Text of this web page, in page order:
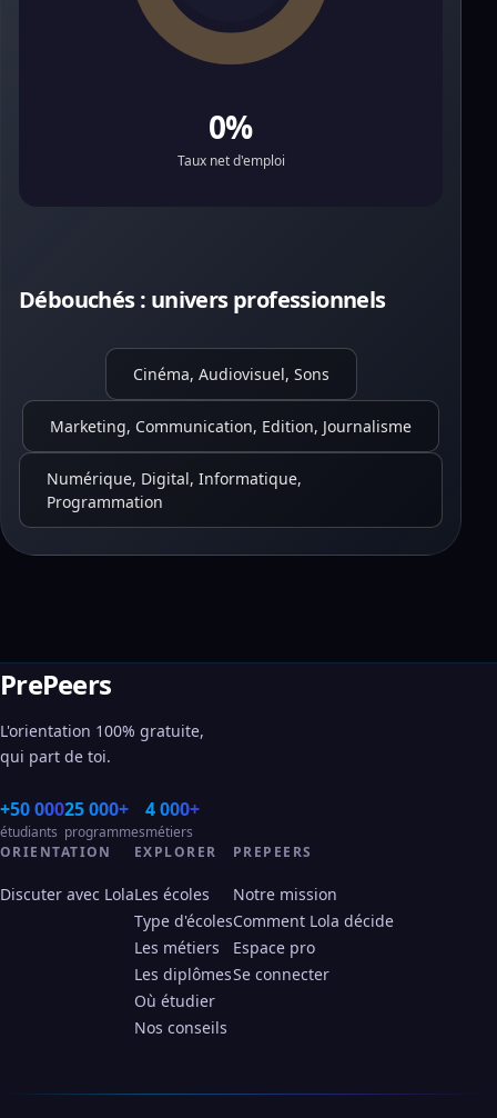
0%
Taux net d'emploi
Débouchés : univers professionnels
Cinéma, Audiovisuel, Sons
Marketing, Communication, Edition, Journalisme
Numérique, Digital, Informatique,
Programmation
PrePeers
L'orientation 100% gratuite,
qui part de toi.
+50 000
étudiants
25 000+
programmes
4 000+
métiers
ORIENTATION
Discuter avec Lola
EXPLORER
Les écoles
Type d'écoles
Les métiers
Les diplômes
Où étudier
Nos conseils
PREPEERS
Notre mission
Comment Lola décide
Espace pro
Se connecter